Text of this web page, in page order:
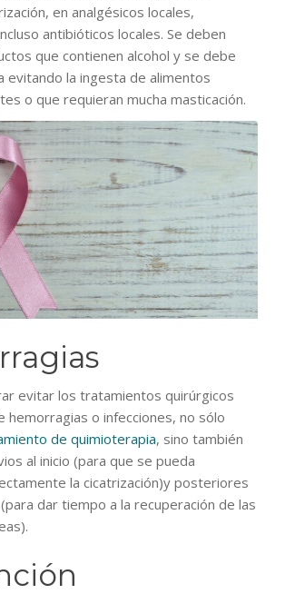
en analgésicos locales,
antibióticos locales. Se deben
que contienen alcohol y se debe
evitando la ingesta de alimentos
o que requieran mucha masticación.
evitar los tratamientos quirúrgicos
hemorragias o infecciones, no sólo
de quimioterapia, sino también
al inicio (para que se pueda
la cicatrización)y posteriores
dar tiempo a la recuperación de las